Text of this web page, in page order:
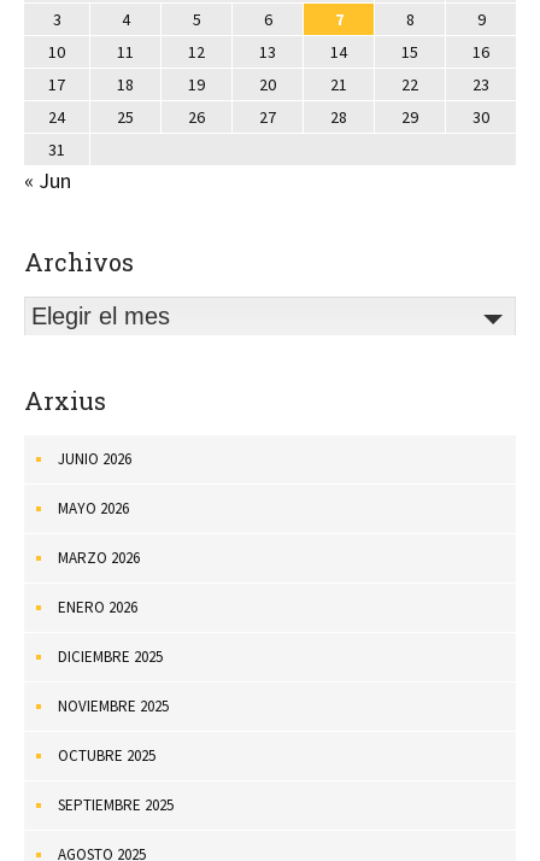
3
4 5 6 7 8
9
10
11 12 13 14 15
16
17
18 19 20 21 22
23
24
25 26 27 28 29
30
31
« Jun
Archivos
Elegir el mes
Arxius
JUNIO 2026
MAYO 2026
MARZO 2026
ENERO 2026
DICIEMBRE 2025
NOVIEMBRE 2025
OCTUBRE 2025
SEPTIEMBRE 2025
AGOSTO 2025